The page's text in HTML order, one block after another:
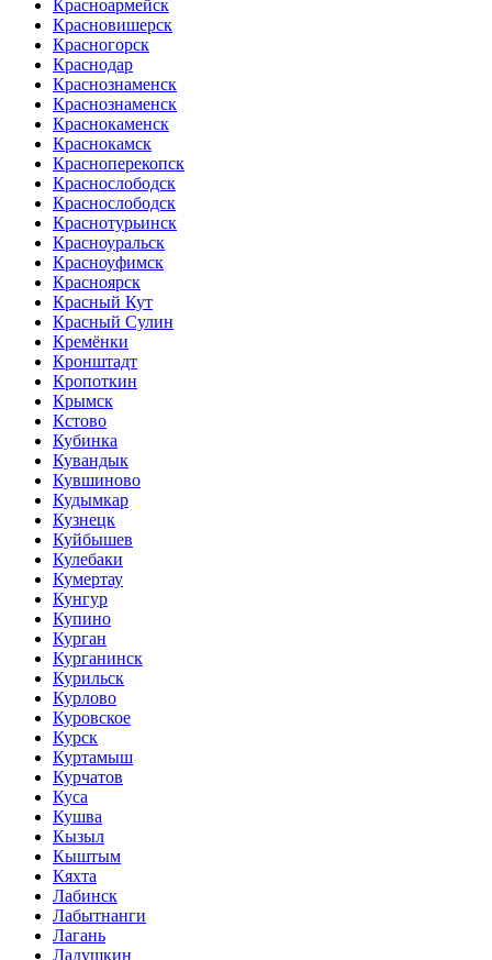
Красноармейск
Красновишерск
Красногорск
Краснодар
Краснознаменск
Краснознаменск
Краснокаменск
Краснокамск
Красноперекопск
Краснослободск
Краснослободск
Краснотурьинск
Красноуральск
Красноуфимск
Красноярск
Красный Кут
Красный Сулин
Кремёнки
Кронштадт
Кропоткин
Крымск
Кстово
Кубинка
Кувандык
Кувшиново
Кудымкар
Кузнецк
Куйбышев
Кулебаки
Кумертау
Кунгур
Купино
Курган
Курганинск
Курильск
Курлово
Куровское
Курск
Куртамыш
Курчатов
Куса
Кушва
Кызыл
Кыштым
Кяхта
Лабинск
Лабытнанги
Лагань
Ладушкин